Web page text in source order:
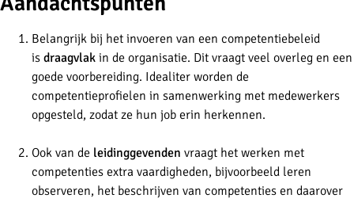
Belangrijk bij het invoeren van een competentiebeleid
is draagvlak in de organisatie. Dit vraagt veel overleg en een
goede voorbereiding. Idealiter worden de
competentieprofielen in samenwerking met medewerkers
opgesteld, zodat ze hun job erin herkennen.
Ook van de leidinggevenden vraagt het werken met
competenties extra vaardigheden, bijvoorbeeld leren
observeren, het beschrijven van competenties en daarover